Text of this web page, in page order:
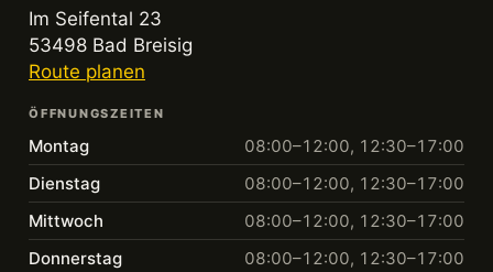
Im Seifental 23
53498 Bad Breisig
Route planen
ÖFFNUNGSZEITEN
Montag
08:00–12:00, 12:30–17:00
Dienstag
08:00–12:00, 12:30–17:00
Mittwoch
08:00–12:00, 12:30–17:00
Donnerstag
08:00–12:00, 12:30–17:00